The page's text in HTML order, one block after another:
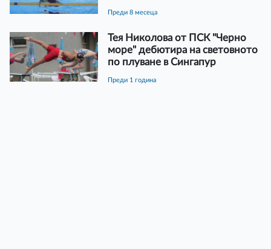
преди 8 месеца
Тея Николова от ПСК "Черно
море" дебютира на световното
по плуване в Сингапур
преди 1 година